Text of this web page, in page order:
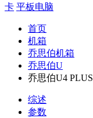
卡 平板电脑
首页
机箱
乔思伯机箱
乔思伯U
乔思伯U4 PLUS
综述
参数